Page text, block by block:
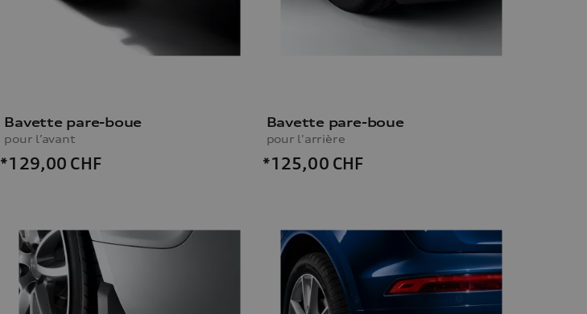
Bavette pare-boue
pour l’avant
*129,00 CHF
Bavette pare-boue
pour l'arrière
*125,00 CHF